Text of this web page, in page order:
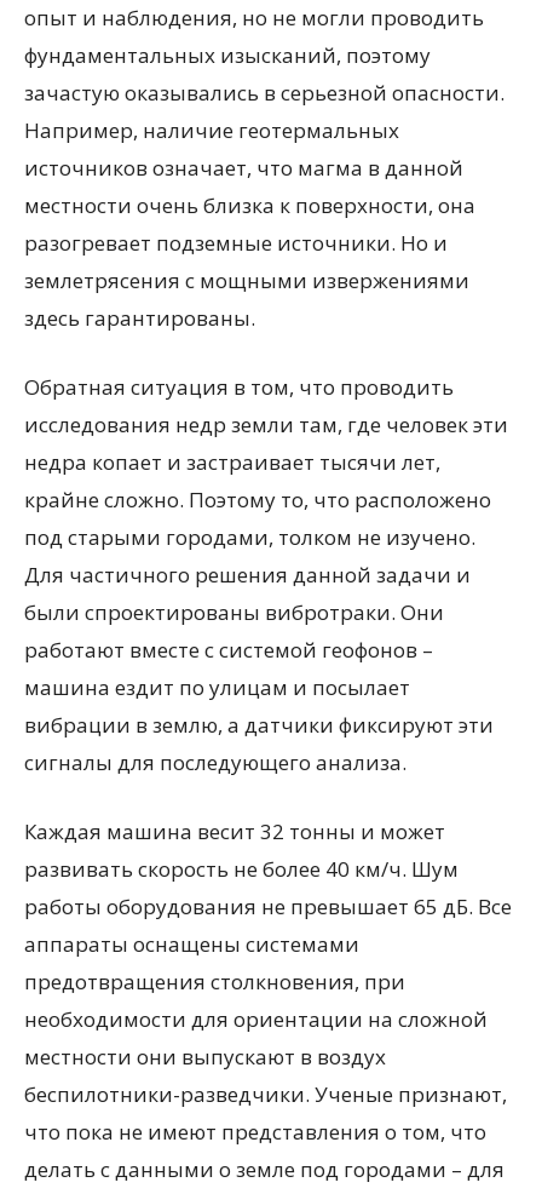
опыт и наблюдения, но не могли проводить
фундаментальных изысканий, поэтому
зачастую оказывались в серьезной опасности.
Например, наличие геотермальных
источников означает, что магма в данной
местности очень близка к поверхности, она
разогревает подземные источники. Но и
землетрясения с мощными извержениями
здесь гарантированы.
Обратная ситуация в том, что проводить
исследования недр земли там, где человек эти
недра копает и застраивает тысячи лет,
крайне сложно. Поэтому то, что расположено
под старыми городами, толком не изучено.
Для частичного решения данной задачи и
были спроектированы вибротраки. Они
работают вместе с системой геофонов –
машина ездит по улицам и посылает
вибрации в землю, а датчики фиксируют эти
сигналы для последующего анализа.
Каждая машина весит 32 тонны и может
развивать скорость не более 40 км/ч. Шум
работы оборудования не превышает 65 дБ. Все
аппараты оснащены системами
предотвращения столкновения, при
необходимости для ориентации на сложной
местности они выпускают в воздух
беспилотники-разведчики. Ученые признают,
что пока не имеют представления о том, что
делать с данными о земле под городами – для